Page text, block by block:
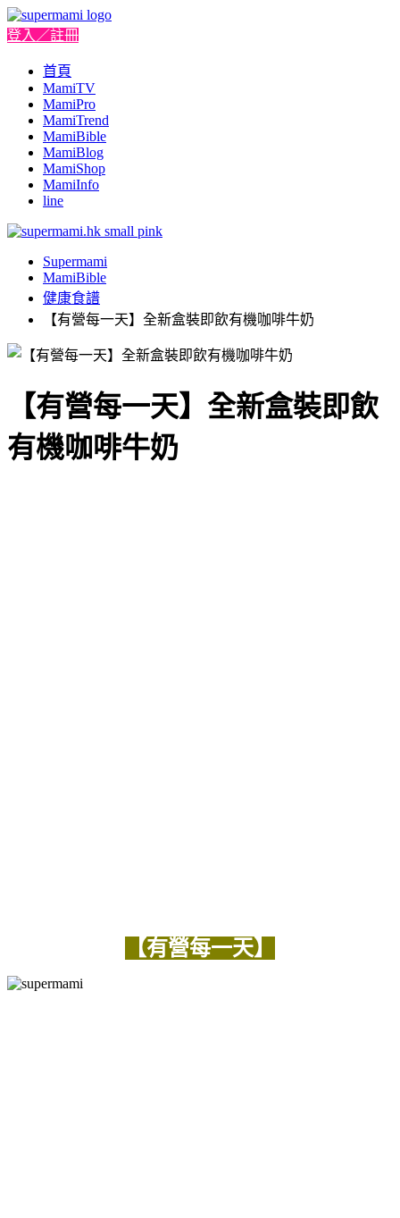
登入／註冊
首頁
MamiTV
MamiPro
MamiTrend
MamiBible
MamiBlog
MamiShop
MamiInfo
line
Supermami
MamiBible
健康食譜
【有營每一天】全新盒裝即飲有機咖啡牛奶
【有營每一天】全新盒裝即飲
有機咖啡牛奶
【有營每一天】